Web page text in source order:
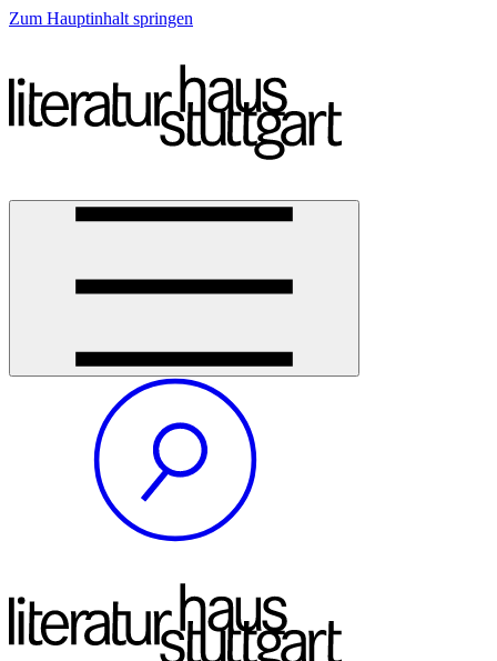
Zum Hauptinhalt springen